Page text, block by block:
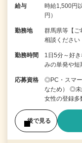
給与
時給1,500円
円）
勤務地
群馬県等【
相談ください
勤務時間
1日5分～好
みの単発や短
応募資格
◎PC・スマ
なため） ◎
女性の登録
後で見る